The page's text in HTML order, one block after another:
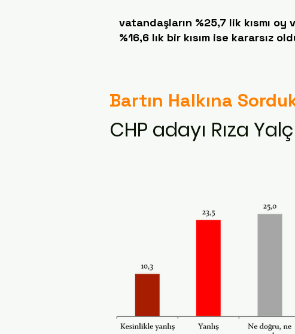
vatandaşların %25,7 lik kısmı
%16,6 lık bir kısım ise kararsız
Bartın Halkına
CHP adayı Rıza